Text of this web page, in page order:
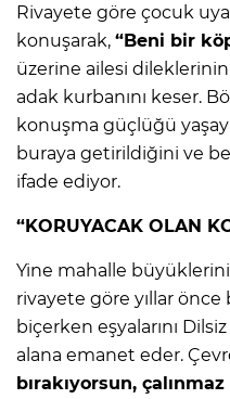
Rivayete göre çocuk
konuşarak, “Beni bir
üzerine ailesi
adak kurbanını keser.
konuşma güçlüğü
buraya getirildiğini ve
ifade ediyor.
“KORUYACAK OLAN
Yine mahalle
rivayete göre yıllar
biçerken eşyalarını
alana emanet eder.
bırakıyorsun, çalınmaz